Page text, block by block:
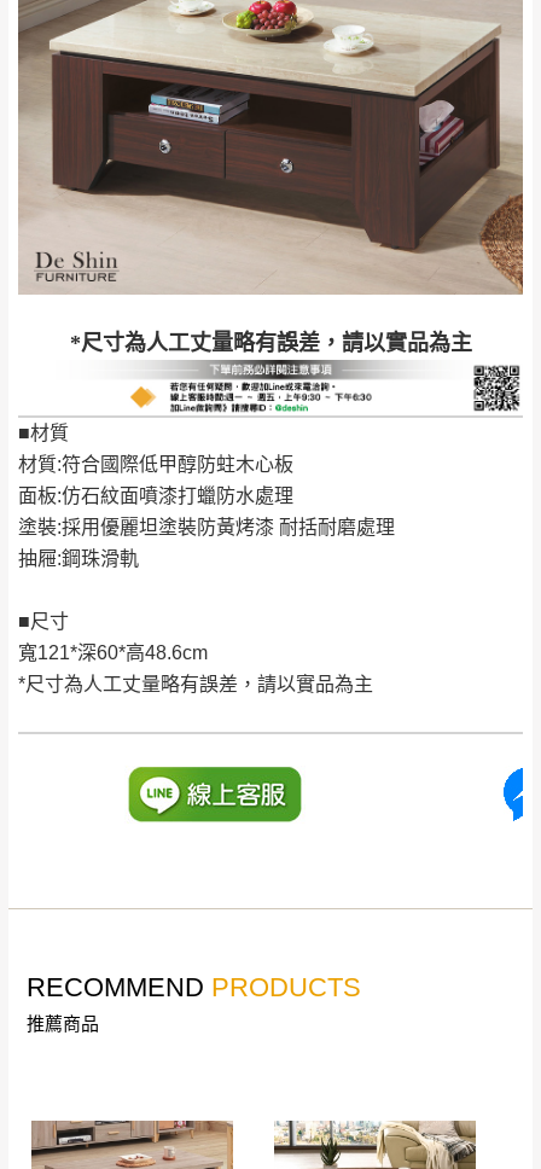
*尺寸為人工丈量略有誤差，請以實品為主
■材質
材質:符合國際低甲醇防蛀木心板
面板:仿石紋面噴漆打蠟防水處理
塗裝:採用優麗坦塗裝防黃烤漆 耐括耐磨處理
抽屜:鋼珠滑軌
■尺寸
寬121*深60*高48.6cm
*尺寸為人工丈量略有誤差，請以實品為主
＊A108產品另收運費
雙溪、貢寮、烏
來、平溪、九份、
石門、林口 下福
里、新店山區、三
峽山區、石碇、坪
林、福隆、淡水山
區、北投湖山路、
深坑山區
基隆
$ 9,000以下：
NT$500元
＊A108產品另收運費
基隆山區
苗栗
運費
$ 9,000以下：
NT$500元
安鄉、大湖鄉、頭
到貨時間：指定送貨日當天以電話聯絡確認
台北市、新北市地區固定每周(三)、(日)兩天收送貨
雄、屏東、宜蘭、 花蓮、台東、金門、馬祖、澎湖地區
加收說明
。
配送範圍：
苗栗至基隆；其它地區暫不開放，如因特殊
地型限制(山區、鄉、鎮、村)、樓梯太小、無
法搬運上樓等因素，導致無法配送，
本公司
保有出貨的權利。
保護物流人員的工作安全，賣家無提供吊掛
服務，若需以吊車或其他的吊掛方式吊運，
費用將由買方自行支付。
因大型傢俱有組裝、配送的問題，並非一般
機當天到貨前皆會再與您通知，讓你不用整
天在家等貨，以節省您的寶貴時間。
由於百貨公司配送較為不易，故暫無法配送
至百貨公司內部。
發票寄送：
若您選擇三聯式或索取兩聯式發票，發票將於商品
工作天內送達，如遇國定假日將順延寄送。
退換貨說明：
皆由本站負責，所有退回及換貨之商品必須
是全新狀態且完整包裝，床墊、床包、枕頭
性)，若未依照上述方式處理，恕無法接受退
電腦螢幕的設定色差或解析度等因素， 與實
訂購前請確認商品尺寸，大型物件因為人工
丈量，難免會有些許誤差值(約正負0.5CM)
RECOMMEND PRODUCTS
推薦商品